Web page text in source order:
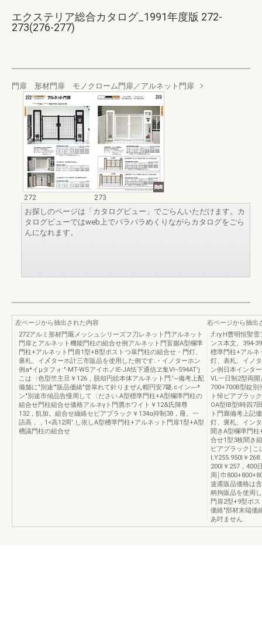
エクステリア総合カタログ_1991年度版 272-
273(276-277)
門扉 形材門扉 モノクローム門扉／アルネット門扉
272
273
お探しのページは「カタログビュー」でごらんいただけます。カ
タログビューではweb上でパラパラめくりながらカタログをごら
んになれます。
左ページから抽出された内容
272アルミ形材門厩メッシュシリーズフ刀レネット門アルネット
門扉とアルネット機能門柱の組合せ例アルネット門盲腸A型欄準
門柱+アルネット門肩1型+B型ポストつ皐門柱の組合せ・門灯、
褒札、イ〆ターホ計三市販品を使用した例です.・イノターホン
例a*イμタフォ:"-MT-WSアイホノIE-JA怯下通信ヱ集Vl--594AT'j
こは〈色型竺主旦￥126，脱却円絵本体アルネット門.'~備考上配
備舗に"別途'"販品価緒"曾皐れて針りまぜん帽円安7畿.cイン~-*
ン"別途市傾品告慢周して〈ださい.A型標準門柱+A型欄準門柱の
組合せ門柱組合せ価格アルネγト門贋ホワイト￥12&氏陣尊
132，飢加。組合せ緬絡セピアブラック￥134α抑制38，冊。一
語高，，1<高12周'.し依しA型槽準門柱+アルネット門扉1型+A型
槽議門柱の組合せ
右ページから抽出
;f:ry.H曹明恒聖雪
ンス本文。394-
標準門柱+アルネ
灯、表札、イノ
ン例日本インタ
VL一日制2型両
700+700B型錠別
ト悼ピアブラッ
OA型IB型l時四7
ト門廊備考上記
灯、褒札、イン
聞きA型欄準門
合せ1型3枚聞き
ピアブラック￨こ
I;Y255.950I￥
200I￥257，400
周￨巾
途甫販品価格は
柄拘販品を使周
門扉2型+9型ポ
価絡"部材末端価
あ吋ません.